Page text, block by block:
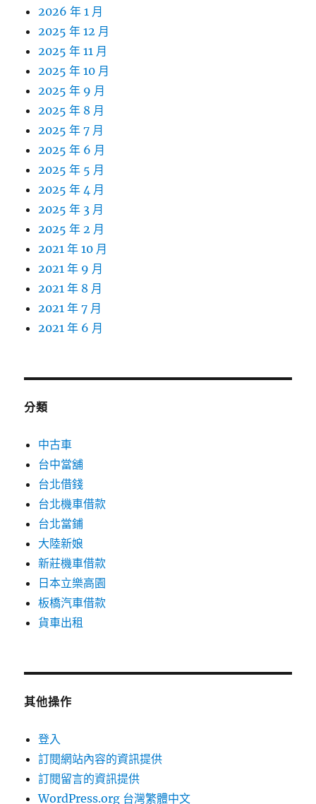
2026 年 1 月
2025 年 12 月
2025 年 11 月
2025 年 10 月
2025 年 9 月
2025 年 8 月
2025 年 7 月
2025 年 6 月
2025 年 5 月
2025 年 4 月
2025 年 3 月
2025 年 2 月
2021 年 10 月
2021 年 9 月
2021 年 8 月
2021 年 7 月
2021 年 6 月
分類
中古車
台中當舖
台北借錢
台北機車借款
台北當鋪
大陸新娘
新莊機車借款
日本立樂高園
板橋汽車借款
貨車出租
其他操作
登入
訂閱網站內容的資訊提供
訂閱留言的資訊提供
WordPress.org 台灣繁體中文